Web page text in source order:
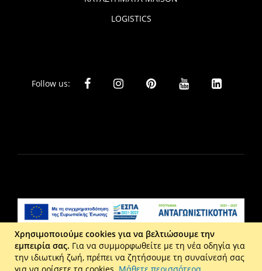
LOGISTICS
Follow us:
Liberta Ε.Π.Ε. - Τ: 2610 201 800 - Ε: eshop@maison.gr -
Γ.Ε.ΜΗ : 036110316000
Χρησιμοποιούμε cookies για να βελτιώσουμε την
εμπειρία σας. Για να συμμορφωθείτε με τη νέα οδηγία για
την ιδιωτική ζωή, πρέπει να ζητήσουμε τη συναίνεσή σας